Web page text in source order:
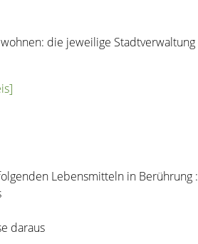
die jeweilige Stadtverwaltung
Lebensmitteln in Berührung :
daraus